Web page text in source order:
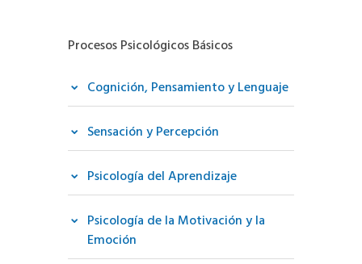
Procesos Psicológicos Básicos
Cognición, Pensamiento y Lenguaje
Sensación y Percepción
Psicología del Aprendizaje
Psicología de la Motivación y la
Emoción